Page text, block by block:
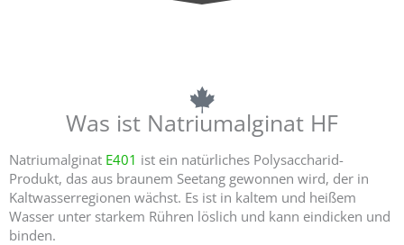
Was ist Natriumalginat HF
Natriumalginat E401 ist ein natürliches Polysaccharid-
Produkt, das aus braunem Seetang gewonnen wird, der in
Kaltwasserregionen wächst. Es ist in kaltem und heißem
Wasser unter starkem Rühren löslich und kann eindicken und
binden.